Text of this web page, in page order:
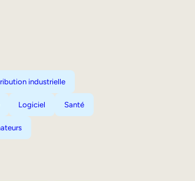
industrielle
Logiciel Santé